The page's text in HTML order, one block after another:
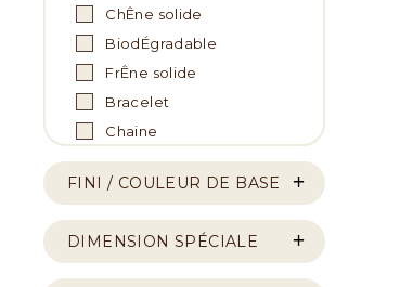
ChÊne solide
BiodÉgradable
FrÊne solide
Bracelet
Chaine
FINI / COULEUR DE BASE
DIMENSION SPÉCIALE